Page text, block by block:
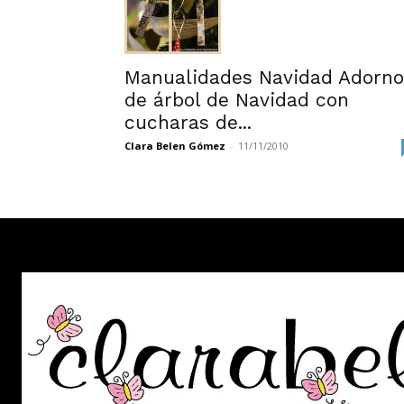
Manualidades Navidad Adorno
de árbol de Navidad con
cucharas de...
Clara Belen Gómez - 11/11/2010